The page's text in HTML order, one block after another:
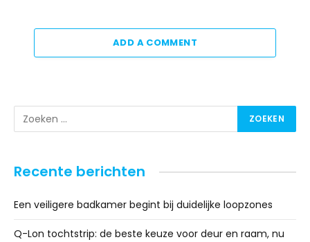
ADD A COMMENT
Recente berichten
Een veiligere badkamer begint bij duidelijke loopzones
Q-Lon tochtstrip: de beste keuze voor deur en raam, nu